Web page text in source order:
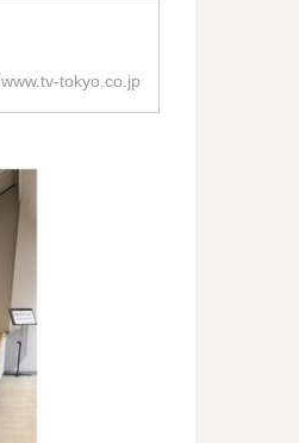
www.tv-tokyo.co.jp